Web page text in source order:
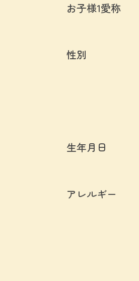
お子様1愛称
性別
生年月日
アレルギー